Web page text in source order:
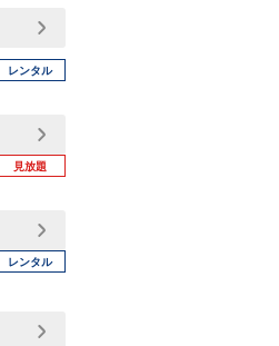
レンタル
見放題
レンタル